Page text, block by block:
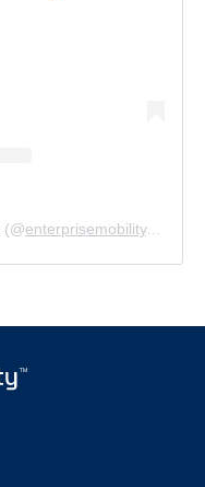
(@enterprisemobility.careers.uk